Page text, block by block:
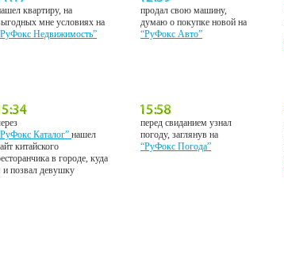
квартиру, на
мне условиях на
Недвижимость”
продал свою машину,
думаю о покупке новой на
“РуФокс Авто”
Каталог”нашел
китайского
в городе, куда
и позвал девушку
перед свиданием узнал
погоду, заглянув на
“РуФокс Погода”